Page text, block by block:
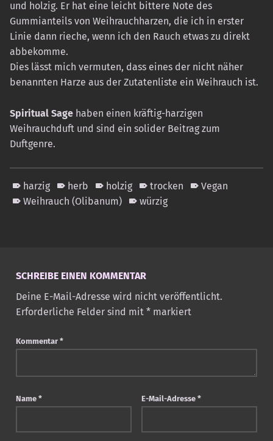
und holzig. Er hat eine leicht bittere Note des
Gummianteils von Weihrauchharzen, die ich in erster
Linie dann rieche, wenn ich den Rauch etwas zu direkt
abbekomme.
Dies lässt mich vermuten, dass eines der nicht näher
benannten Harze aus der Zutatenliste ein Weihrauch ist.
Spiritual Sage haben einen kräftig-harzigen
Weihrauchduft und sind ein solider Beitrag zum
Duftgenre.
harzig herb holzig trocken
Vegan
Weihrauch (Olibanum)
würzig
SCHREIBE EINEN KOMMENTAR
Deine E-Mail-Adresse wird nicht veröffentlicht.
Erforderliche Felder sind mit *markiert
Kommentar *
Name * E-Mail-Adresse *